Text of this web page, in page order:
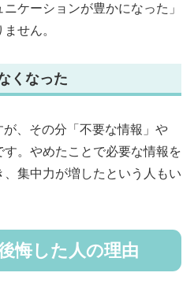
ケーションが豊かになった」
せん。
くなった
、その分「不要な情報」や
す。やめたことで必要な情報を
集中力が増したという人もい
悔した人の理由